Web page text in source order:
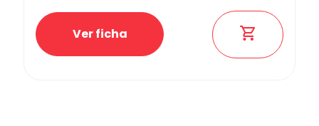
Ver ficha